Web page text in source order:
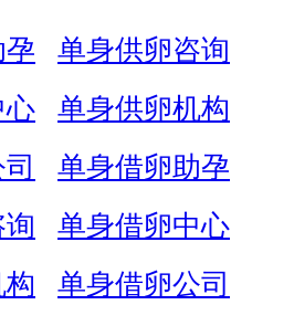
单身供卵咨询
心
单身供卵机构
单身借卵助孕
单身借卵中心
单身借卵公司